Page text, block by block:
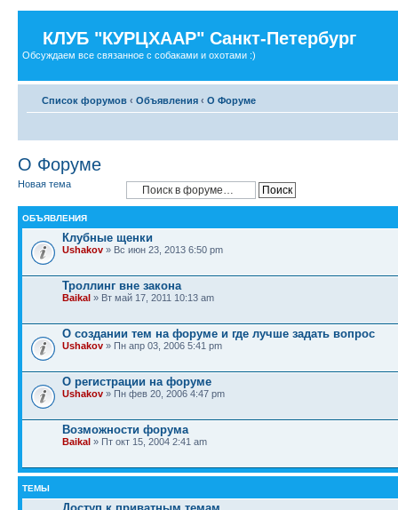
КЛУБ "КУРЦХААР" Санкт-Петербург
Обсуждаем все связанное с собаками и охотами :)
Список форумов ‹ Объявления ‹ О Форуме
О Форуме
Новая тема
ОБЪЯВЛЕНИЯ
Клубные щенки
Ushakov » Вс июн 23, 2013 6:50 pm
Троллинг вне закона
Baikal » Вт май 17, 2011 10:13 am
О создании тем на форуме и где лучше задать вопрос
Ushakov » Пн апр 03, 2006 5:41 pm
О регистрации на форуме
Ushakov » Пн фев 20, 2006 4:47 pm
Возможности форума
Baikal » Пт окт 15, 2004 2:41 am
ТЕМЫ
Доступ к приватным темам